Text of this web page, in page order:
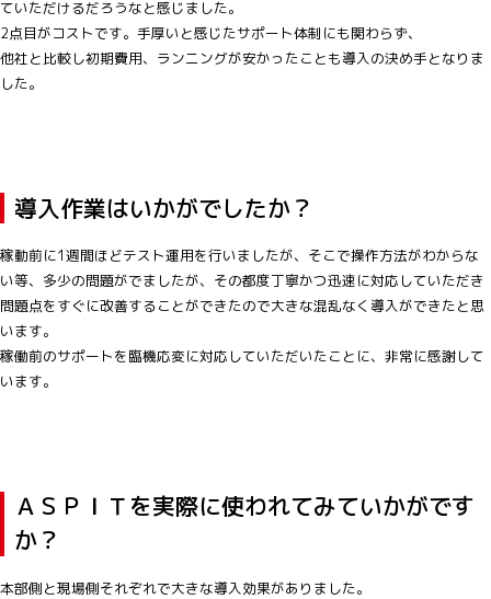
ていただけるだろうなと感じました。
2点目がコストです。手厚いと感じたサポート体制にも関わらず、
他社と比較し初期費用、ランニングが安かったことも導入の決め手となりま
した。
導入作業はいかがでしたか？
稼動前に1週間ほどテスト運用を行いましたが、そこで操作方法がわからな
い等、多少の問題がでましたが、その都度丁寧かつ迅速に対応していただき
問題点をすぐに改善することができたので大きな混乱なく導入ができたと思
います。
稼働前のサポートを臨機応変に対応していただいたことに、非常に感謝して
います。
ＡＳＰＩＴを実際に使われてみていかがです
か？
本部側と現場側それぞれで大きな導入効果がありました。